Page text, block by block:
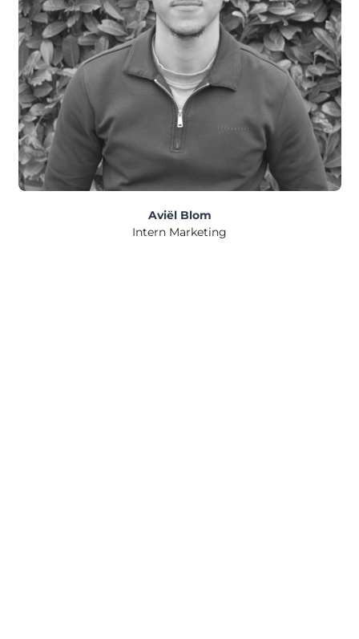
Aviël Blom
Intern Marketing